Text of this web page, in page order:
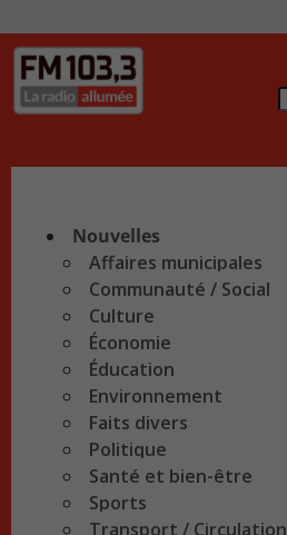
Nouvelles
Affaires municipales
Communauté / Social
Culture
Économie
Éducation
Environnement
Faits divers
Politique
Santé et bien-être
Sports
Transport / Circulation